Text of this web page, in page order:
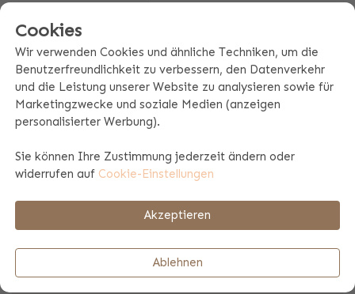
Du den Nutzungsbedingungen zu
geh zurück
Weiter
9.4
Cookies
Wir verwenden Cookies und ähnliche Techniken, um die
Benutzerfreundlichkeit zu verbessern, den Datenverkehr
und die Leistung unserer Website zu analysieren sowie für
Marketingzwecke und soziale Medien (anzeigen
personalisierter Werbung).
Sie können Ihre Zustimmung jederzeit ändern oder
widerrufen auf Cookie-Einstellungen
Akzeptieren
Ablehnen